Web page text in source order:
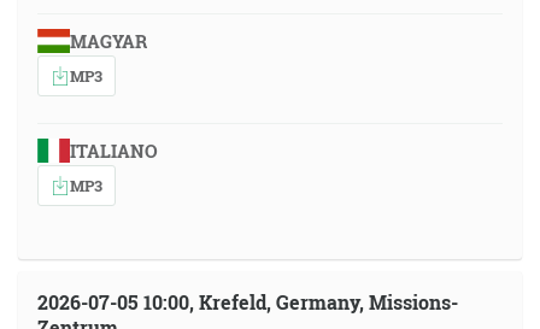
MAGYAR
MP3
ITALIANO
MP3
2026-07-05 10:00, Krefeld, Germany, Missions-